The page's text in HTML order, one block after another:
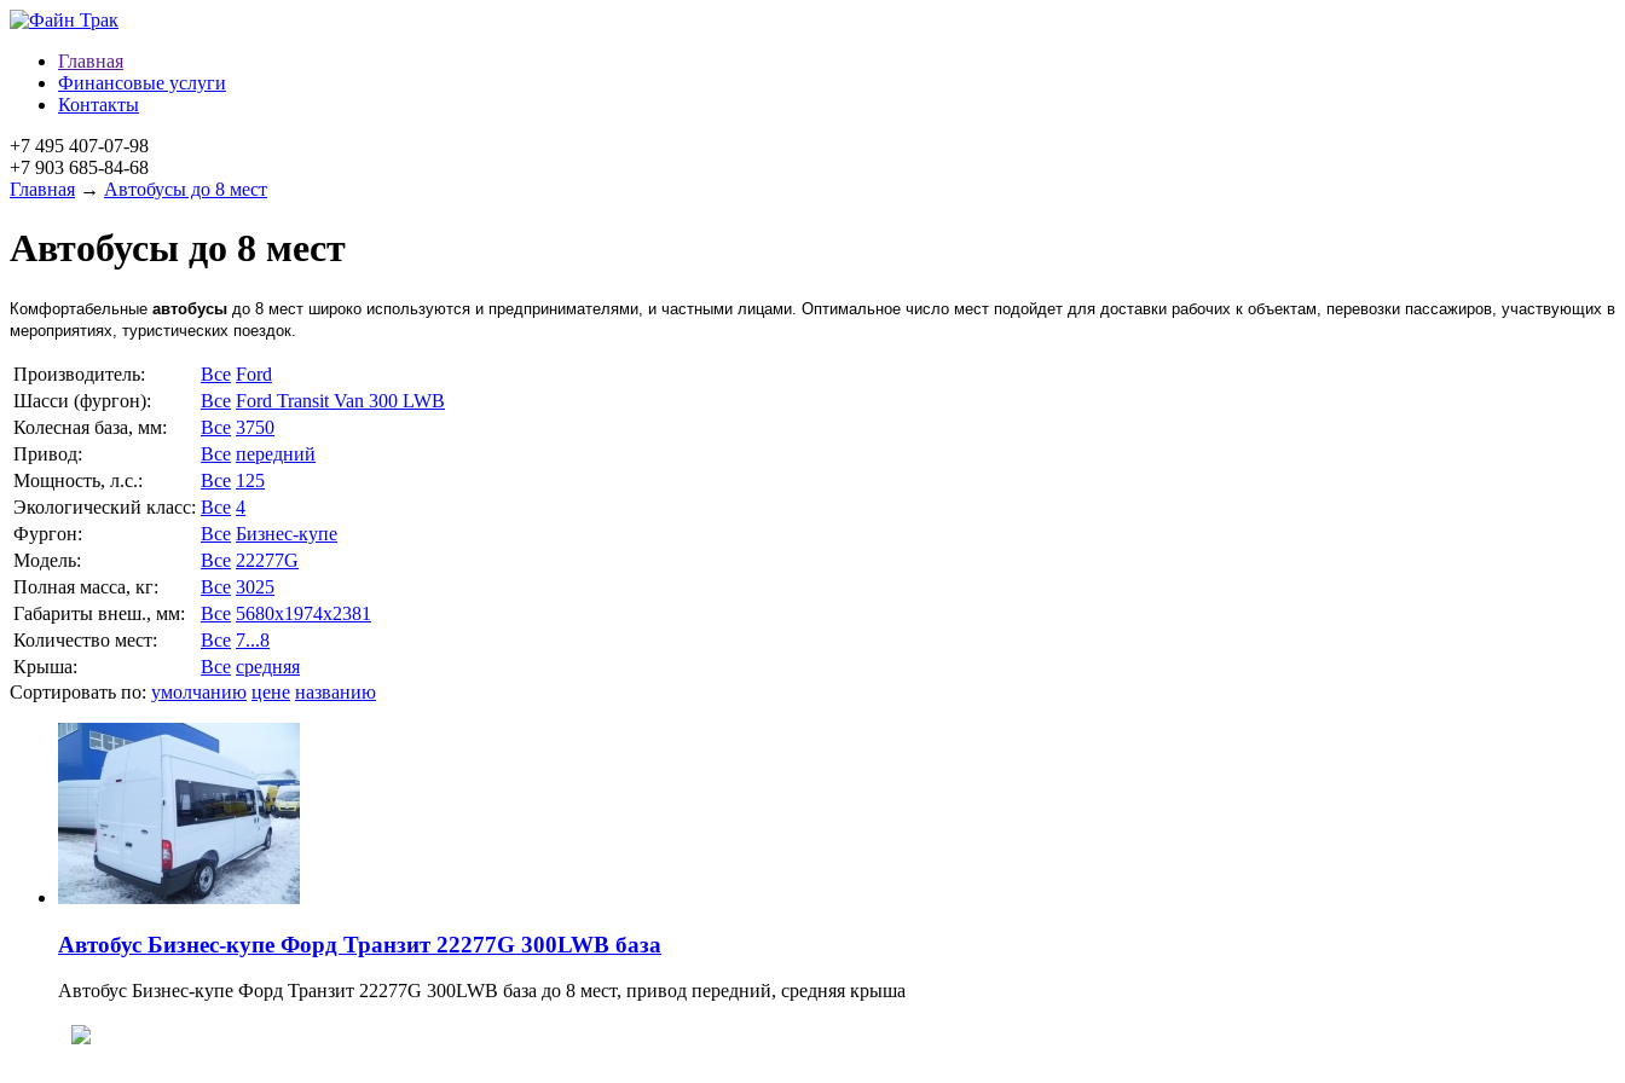
Главная
Финансовые услуги
Контакты
+7 495 407-07-98
+7 903 685-84-68
Главная → Автобусы до 8 мест
Автобусы до 8 мест
Комфортабельные автобусы до 8 мест широко используются и предпринимателями, и частными лицами. Оптимальное число мест подойдет для доставки рабочих к объектам, перевозки пассажиров, участвующих в
мероприятиях, туристических поездок.
Производитель: Все Ford
Шасси (фургон):
Все Ford Transit Van 300 LWB
Колесная база, мм:
Все 3750
Привод:
Все передний
Мощность, л.с.:
Все 125
Экологический класс: Все 4
Фургон:
Все Бизнес-купе
Модель:
Все 22277G
Полная масса, кг:
Все 3025
Габариты внеш., мм:
Все 5680x1974x2381
Количество мест:
Все 7...8
Крыша:
Все средняя
Сортировать по: умолчанию цене названию
Автобус Бизнес-купе Форд Транзит 22277G 300LWB база
Автобус Бизнес-купе Форд Транзит 22277G 300LWB база до 8 мест, привод передний, средняя крыша